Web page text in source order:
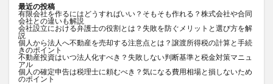
最近の投稿
有限会社を作るにはどうすればいい？そもそも作れる？株式会社や合同
会社との違いも解説
会社設立における弁護士の役割とは？失敗を防ぐメリットと選び方を解
説
個人から法人へ不動産を売却する注意点とは？譲渡所得税の計算と手続
きのポイント
不動産投資はいつ法人化すべき？失敗しない判断基準と税金対策マニュ
アル
個人の確定申告は税理士に頼むべき？気になる費用相場と損しないため
のポイント